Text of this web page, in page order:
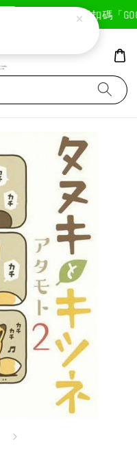
首次註冊輸入折扣碼「